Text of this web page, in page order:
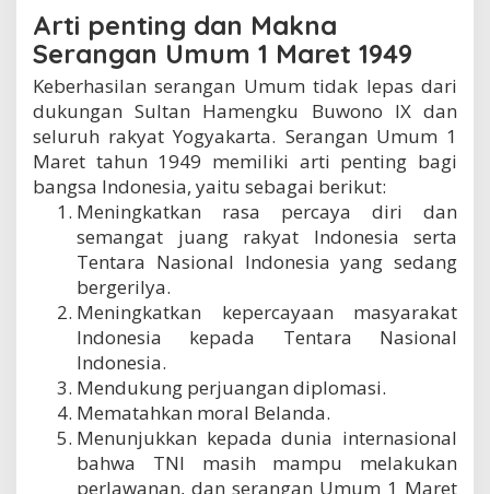
Arti penting dan Makna
Serangan Umum 1 Maret 1949
Keberhasilan serangan Umum tidak lepas dari
dukungan Sultan Hamengku Buwono IX dan
seluruh rakyat Yogyakarta. Serangan Umum 1
Maret tahun 1949 memiliki arti penting bagi
bangsa Indonesia, yaitu sebagai berikut:
Meningkatkan rasa percaya diri dan
semangat juang rakyat Indonesia serta
Tentara Nasional Indonesia yang sedang
bergerilya.
Meningkatkan kepercayaan masyarakat
Indonesia kepada Tentara Nasional
Indonesia.
Mendukung perjuangan diplomasi.
Mematahkan moral Belanda.
Menunjukkan kepada dunia internasional
bahwa TNI masih mampu melakukan
perlawanan, dan serangan Umum 1 Maret